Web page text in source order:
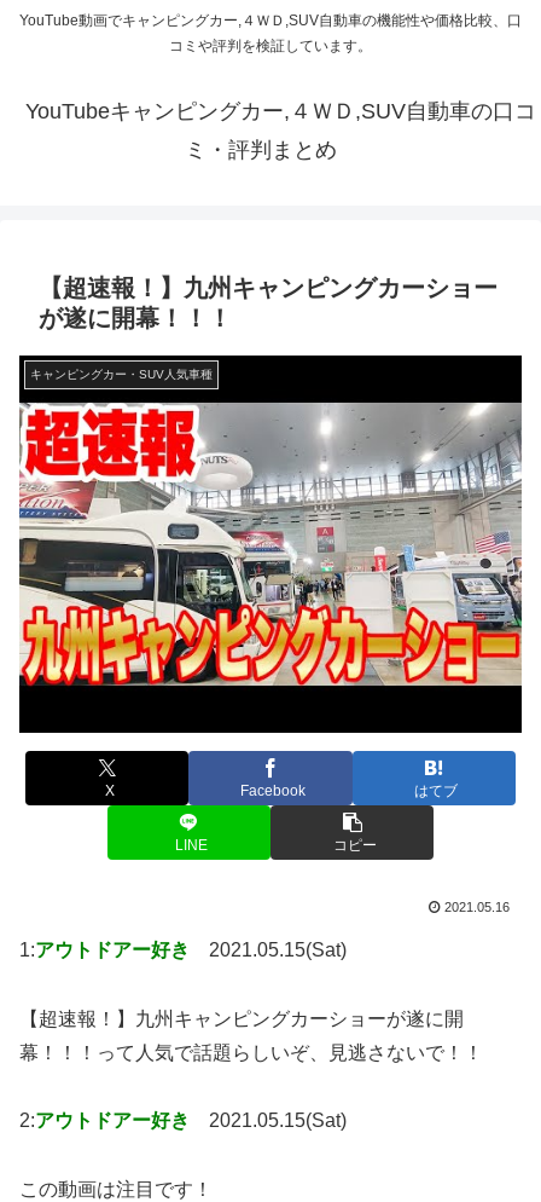
YouTube動画でキャンピングカー,４ＷＤ,SUV自動車の機能性や価格比較、口
コミや評判を検証しています。
YouTubeキャンピングカー,４ＷＤ,SUV自動車の口コ
ミ・評判まとめ
【超速報！】九州キャンピングカーショー
が遂に開幕！！！
キャンピングカー・SUV人気車種
X Facebook はてブ
LINE コピー
2021.05.16
1:アウトドアー好き 2021.05.15(Sat)
【超速報！】九州キャンピングカーショーが遂に開
幕！！！って人気で話題らしいぞ、見逃さないで！！
2:アウトドアー好き 2021.05.15(Sat)
この動画は注目です！